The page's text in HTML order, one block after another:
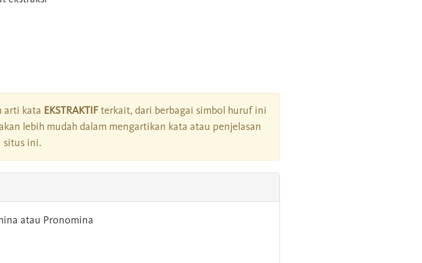
arti kata EKSTRAKTIFterkait, dari berbagai simbol huruf ini
lebih mudah dalam mengartikan kata atau penjelasan
situs ini.
atau Pronomina